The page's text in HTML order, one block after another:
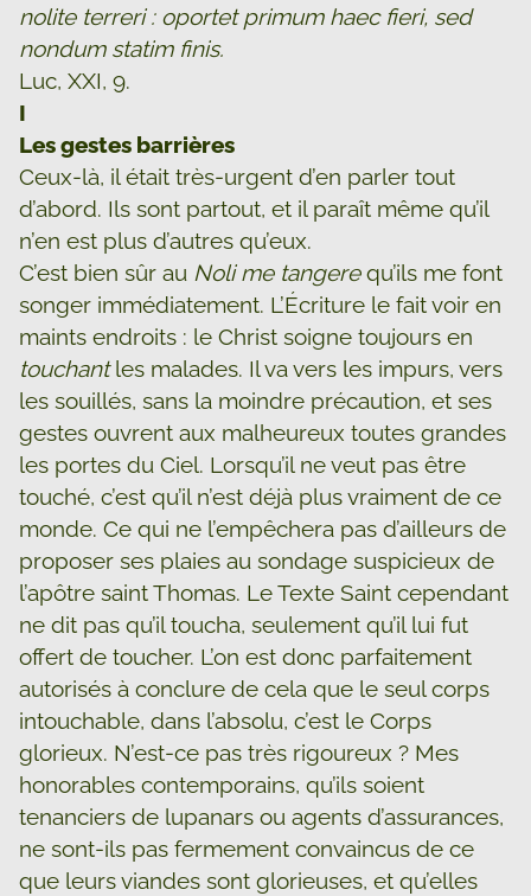
nolite terreri : oportet primum haec fieri, sed
nondum statim finis.
Luc, XXI, 9.
I
Les gestes barrières
Ceux-là, il était très-urgent d’en parler tout
d’abord. Ils sont partout, et il paraît même qu’il
n’en est plus d’autres qu’eux.
C’est bien sûr au Noli me tangerequ’ils me font
songer immédiatement. L’Écriture le fait voir en
maints endroits : le Christ soigne toujours en
touchantles malades. Il va vers les impurs, vers
les souillés, sans la moindre précaution, et ses
gestes ouvrent aux malheureux toutes grandes
les portes du Ciel. Lorsqu’il ne veut pas être
touché, c’est qu’il n’est déjà plus vraiment de ce
monde. Ce qui ne l’empêchera pas d’ailleurs de
proposer ses plaies au sondage suspicieux de
l’apôtre saint Thomas. Le Texte Saint cependant
ne dit pas qu’il toucha, seulement qu’il lui fut
offert de toucher. L’on est donc parfaitement
autorisés à conclure de cela que le seul corps
intouchable, dans l’absolu, c’est le Corps
glorieux. N’est-ce pas très rigoureux ? Mes
honorables contemporains, qu’ils soient
tenanciers de lupanars ou agents d’assurances,
ne sont-ils pas fermement convaincus de ce
que leurs viandes sont glorieuses, et qu’elles